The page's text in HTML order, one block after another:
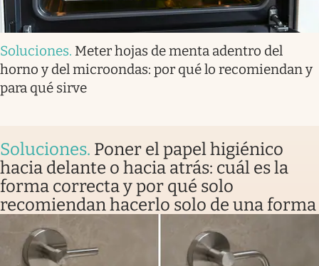
Soluciones. Meter hojas de menta adentro del
horno y del microondas: por qué lo recomiendan y
para qué sirve
Soluciones. Poner el papel higiénico
hacia delante o hacia atrás: cuál es la
forma correcta y por qué solo
recomiendan hacerlo solo de una forma